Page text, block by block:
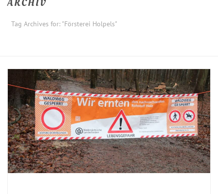
ARCHIV
Tag Archives for: "Försterei Holpels"